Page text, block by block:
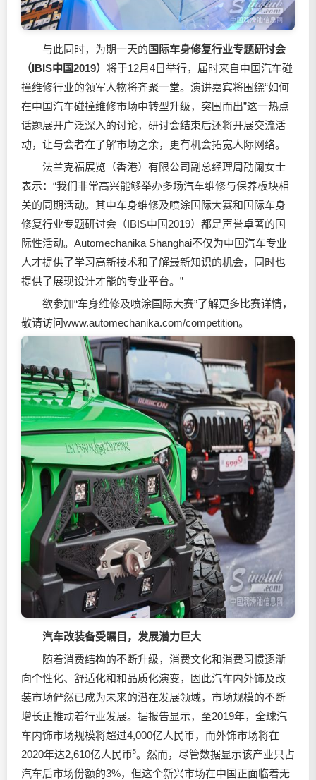
与此同时，为期一天的 国际车身修复行业专题研讨会
（IBIS中国2019） 将于12月4日举行，届时来自中国汽车碰
撞维修行业的领军人物将齐聚一堂。演讲嘉宾将围绕“如何
在中国汽车碰撞维修市场中转型升级，突围而出”这一热点
话题展开广泛深入的讨论，研讨会结束后还将开展交流活
动，让与会者在了解市场之余，更有机会拓宽人际网络。
法兰克福展览（香港）有限公司副总经理周劭阑女士
表示：“我们非常高兴能够举办多场汽车维修与保养板块相
关的同期活动。其中车身维修及喷涂国际大赛和国际车身
修复行业专题研讨会（IBIS中国2019）都是声誉卓著的国
际性活动。Automechanika Shanghai不仅为中国汽车专业
人才提供了学习高新技术和了解最新知识的机会，同时也
提供了展现设计才能的专业平台。”
欲参加“车身维修及喷涂国际大赛”了解更多比赛详情，
敬请访问www.automechanika.com/competition。
汽车改装备受瞩目，发展潜力巨大
随着消费结构的不断升级，消费文化和消费习惯逐渐
向个性化、舒适化和和品质化演变，因此汽车内外饰及改
装市场俨然已成为未来的潜在发展领域，市场规模的不断
增长正推动着行业发展。据报告显示，至2019年，全球汽
车内饰市场规模将超过4,000亿人民币，而外饰市场将在
2020年达2,610亿人民币5。然而，尽管数据显示该产业只占
汽车后市场份额的3%，但这个新兴市场在中国正面临着无